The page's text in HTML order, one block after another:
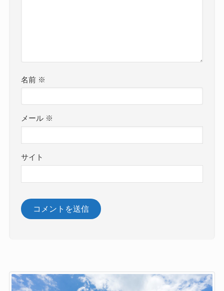
名前 ※
メール ※
サイト